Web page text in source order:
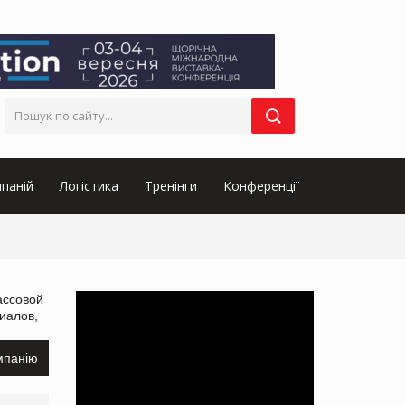
Логістика Тренінги Конференції